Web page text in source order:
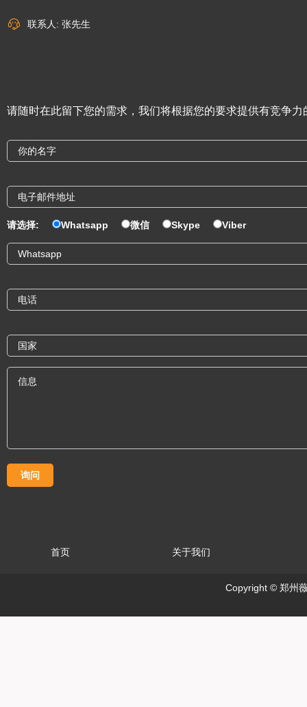
联系人: 张先生
请随时在此留下您的需求，我们将根据您的要求提供有竞争力
请选择: Whatsapp 微信 Skype Viber
首页 关于我们
Copyright © 郑州